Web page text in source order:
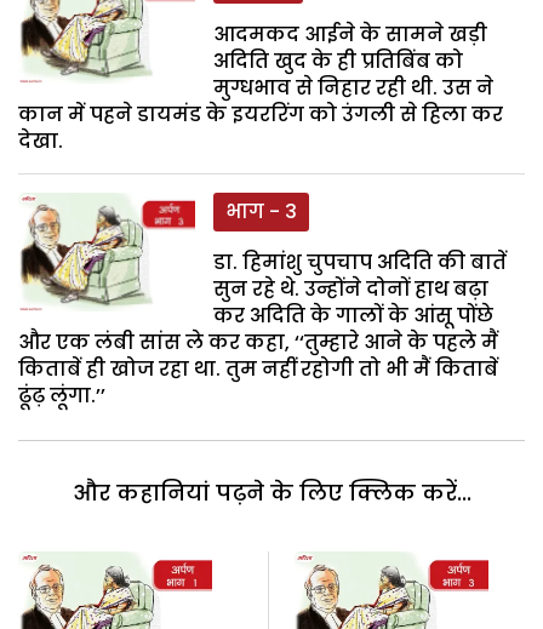
आदमकद आईने के सामने खड़ी
अदिति खुद के ही प्रतिबिंब को
मुग्धभाव से निहार रही थी. उस ने
कान में पहने डायमंड के इयररिंग को उंगली से हिला कर
देखा.
भाग - 3
डा. हिमांशु चुपचाप अदिति की बातें
सुन रहे थे. उन्होंने दोनों हाथ बढ़ा
कर अदिति के गालों के आंसू पोंछे
और एक लंबी सांस ले कर कहा, ‘‘तुम्हारे आने के पहले मैं
किताबें ही खोज रहा था. तुम नहीं रहोगी तो भी मैं किताबें
ढूंढ़ लूंगा.’’
और कहानियां पढ़ने के लिए क्लिक करें...